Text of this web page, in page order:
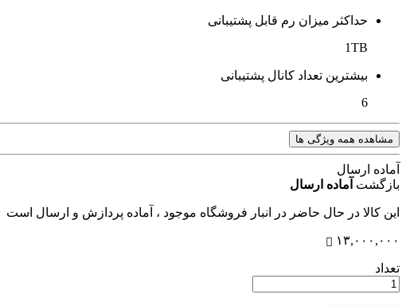
حداکثر میزان رم قابل پشتیبانی
1TB
بیشترین تعداد کانال پشتیبانی
6
مشاهده همه ویژگی ها
آماده ارسال
بازگشت آماده ارسال
این کالا در حال حاضر در انبار فروشگاه موجود ، آماده پردازش و ارسال است
۱۳,۰۰۰,۰۰۰
تعداد